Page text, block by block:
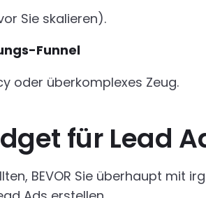
Sie skalieren).
Funnel
oder überkomplexes Zeug.
für Lead
BEVOR Sie überhaupt